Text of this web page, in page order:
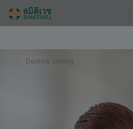
Doctors Listing